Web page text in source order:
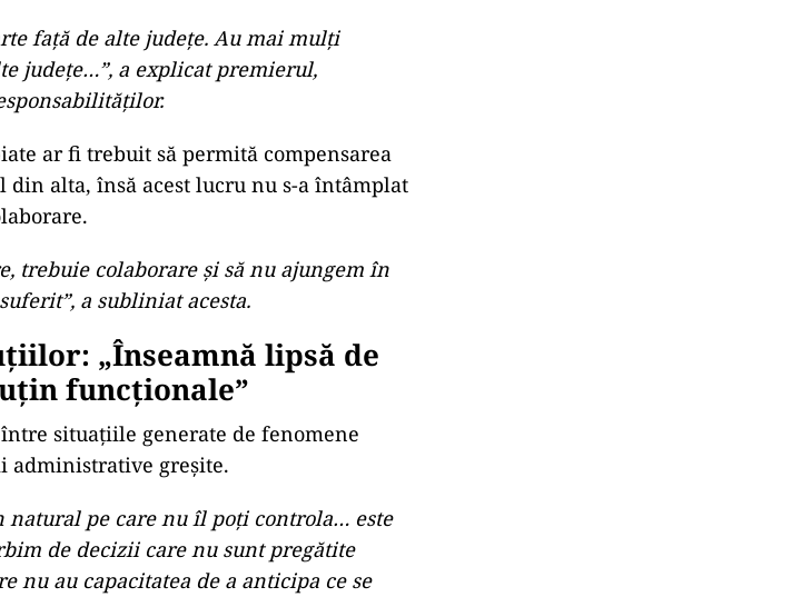
față de alte județe. Au mai mulți
județe…”, a explicat premierul,
ar fi trebuit să permită compensarea
alta, însă acest lucru nu s-a întâmplat
trebuie colaborare și să nu ajungem în
a subliniat acesta.
„Înseamnă lipsă de
funcționale”
situațiile generate de fenomene
administrative greșite.
natural pe care nu îl poți controla… este
de decizii care nu sunt pregătite
nu au capacitatea de a anticipa ce se